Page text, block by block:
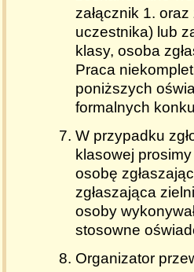
załącznik 1.
uczestnika) lub
klasy, osoba
Praca
poniższych
formalnych
W przypadku
klasowej
osobę
zgłaszająca
osoby
stosowne
Organizator